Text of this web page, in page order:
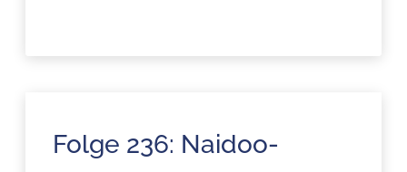
Folge 236: Naidoo-